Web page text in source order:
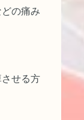
の痛み
せる方